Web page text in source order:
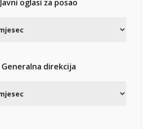
Javni oglasi za posao
Generalna direkcija